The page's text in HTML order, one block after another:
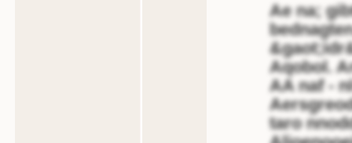
Ae na;
Aqobol.
AA naf -
taro